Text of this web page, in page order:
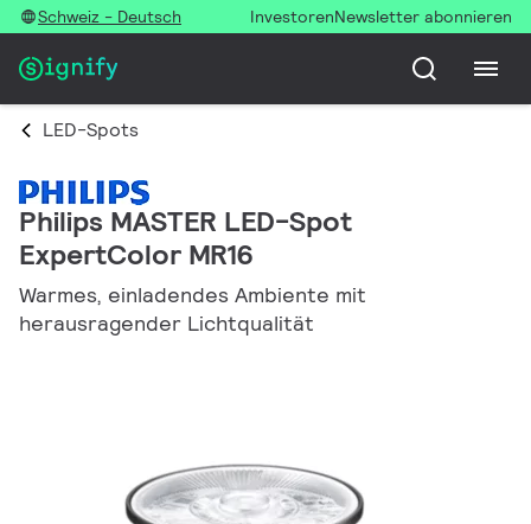
Schweiz - Deutsch InvestorenNewsletter abonnieren
LED-Spots
Philips MASTER LED-Spot
ExpertColor MR16
Warmes, einladendes Ambiente mit
herausragender Lichtqualität